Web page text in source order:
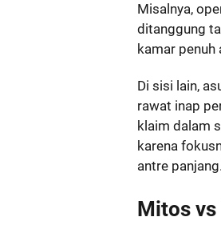
Misalnya,
ditanggung
kamar penuh
Di sisi lain,
rawat inap
klaim dalam
karena
antre panjang.
Mitos vs